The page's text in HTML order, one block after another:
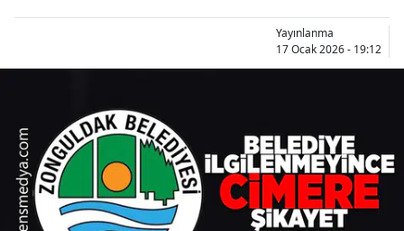
Yayınlanma
17 Ocak 2026 - 19:12